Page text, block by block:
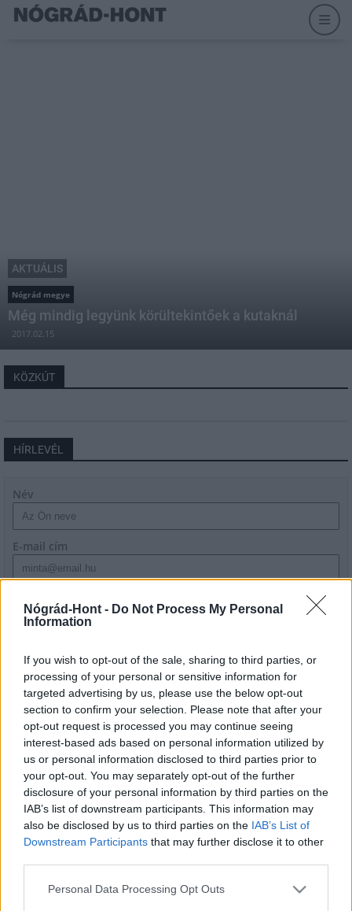
Nógrád-Hont - Do Not Process My Personal
Information
If you wish to opt-out of the sale, sharing to third parties, or
processing of your personal or sensitive information for
targeted advertising by us, please use the below opt-out
section to confirm your selection. Please note that after your
opt-out request is processed you may continue seeing
interest-based ads based on personal information utilized by
us or personal information disclosed to third parties prior to
your opt-out. You may separately opt-out of the further
disclosure of your personal information by third parties on the
IAB’s list of downstream participants. This information may
also be disclosed by us to third parties on the IAB’s List of
Downstream Participants that may further disclose it to other
Please note that this website/app uses one or more Google
Personal Data Processing Opt Outs
AKTUÁLIS
Nógrád megye
Még mindig legyünk körültekintőek a kutaknál
2017.02.15
KÖZKÚT
HÍRLEVÉL
Név
E-mail cím
adatvédelmi
szabályzatot!
LEGFRISSEBB
Országos hírek
Amire többmillióan vártunk: szombattól
másodfokúra csökken a riasztás
Országos hírek
Kecskeméten is szakirányú
Egyetem